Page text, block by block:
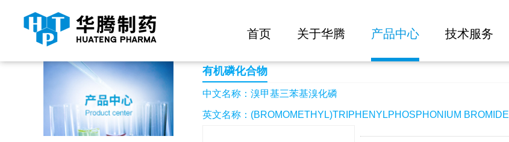
首页 关于华腾 产品中心 技术服务
当前位置： 首页 产品中心 溴甲基三苯基溴化磷
有机磷化合物
中文名称：溴甲基三苯基溴化磷
英文名称：(BROMOMETHYL)TRIPHENYLPHOSPHONIUM BROMIDE